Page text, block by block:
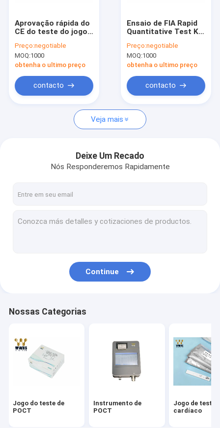
Peça umas citações
News
Jogo do teste de POCT
Jogo de teste cardíaco
Jogo rápido do teste do PCT
Jogo do teste da fertilidade
Materiais de consumo do laboratório médico
Meio do transporte do vírus
Aprovação rápida do
CE do teste do jogo
FIA POCT do ensaio
de WWHS
Preço:negotiable
MOQ:1000
obtenha o ultimo preço
contacto
Ensaio de FIA Rapid
Quantitative Test Kit
WWHS SARS-CoV-2
Preço:negotiable
MOQ:1000
obtenha o ultimo preço
contacto
Veja mais
Deixe Um Recado
Nós Responderemos Rapidamente
Continue
Nossas Categorias
Jogo do teste de
POCT
Instrumento de
POCT
Jogo de teste
cardíaco